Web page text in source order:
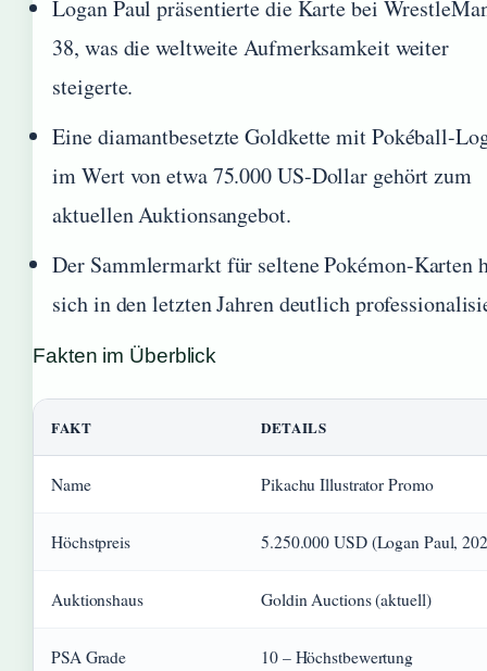
Logan Paul präsentierte die Karte bei
38, was die weltweite Aufmerksamkeit weiter
steigerte.
Eine diamantbesetzte Goldkette mit Pokéball-
im Wert von etwa 75.000 US-Dollar gehört zum
aktuellen Auktionsangebot.
Der Sammlermarkt für seltene Pokémon-Karten
sich in den letzten Jahren deutlich
Fakten im Überblick
FAKT DETAILS
Name Pikachu Illustrator Promo
Höchstpreis 5.250.000 USD (Logan Paul,
Auktionshaus Goldin Auctions (aktuell)
PSA Grade 10 – Höchstbewertung